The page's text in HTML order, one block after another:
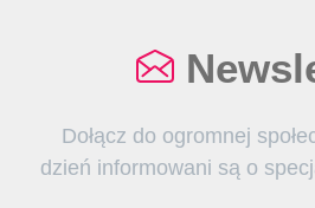
Dołącz do ogromnej
dzień informowani są o